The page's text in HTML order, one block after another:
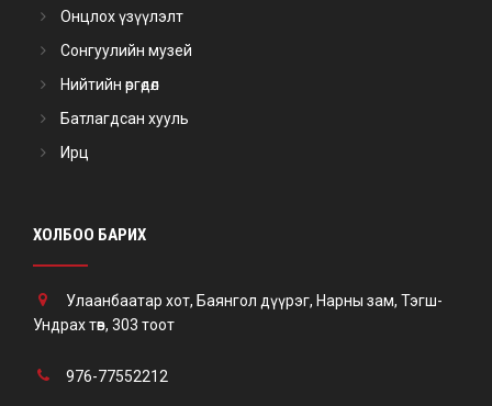
Онцлох үзүүлэлт
Сонгуулийн музей
Нийтийн өргөдөл
Батлагдсан хууль
Ирц
ХОЛБОО БАРИХ
Улаанбаатар хот, Баянгол дүүрэг, Нарны зам, Тэгш-
Ундрах төв, 303 тоот
976-77552212